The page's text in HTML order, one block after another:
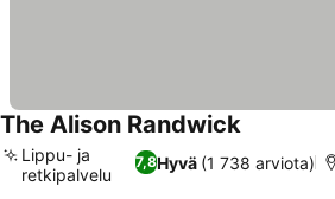
The Alison Randwick
7,8Hyvä (1 738 arviota)
Lippu- ja
retkipalvelu